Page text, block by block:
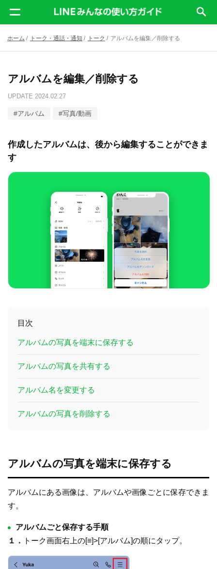
ホーム / トーク・通話・通知 / トーク / アルバムを編集／削除する
アルバムを編集／削除する
UPDATE 2024.02.27
#アルバム #写真/動画
作成したアルバムは、後から編集することができま
す
目次
アルバムの写真を端末に保存する
アルバムの写真を共有する
アルバム名を変更する
アルバムの写真を削除する
アルバムの写真を端末に保存する
アルバムにある画像は、アルバムや画像ごとに保存できま
す。
アルバムごと保存する手順
１．
トーク画面右上の[≡]>[アルバム]の順にタップ。